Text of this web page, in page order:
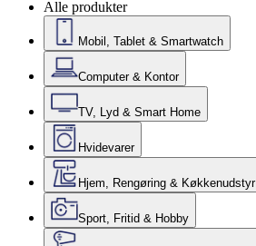
Alle produkter
Mobil, Tablet & Smartwatch
Computer & Kontor
TV, Lyd & Smart Home
Hvidevarer
Hjem, Rengøring & Køkkenudstyr
Sport, Fritid & Hobby